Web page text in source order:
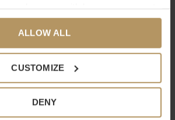
Declaration or by clicking on
icon.
also like to:
ALLOW ALL
CUSTOMIZE
DENY
helemaal tevreden met uw
u 30 dagen bedenktijd.
Decor Walther
Kristall
Ø7 x 10cm